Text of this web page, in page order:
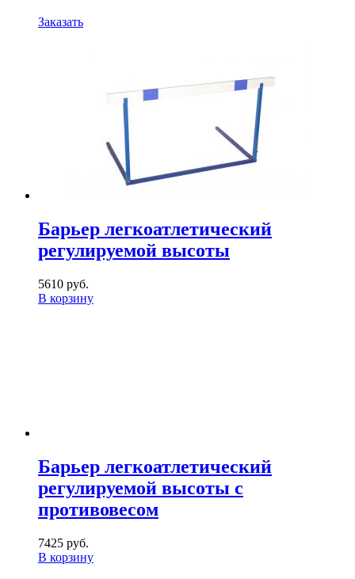
Заказать
Барьер легкоатлетический
регулируемой высоты
5610 руб.
В корзину
Барьер легкоатлетический
регулируемой высоты с
противовесом
7425 руб.
В корзину